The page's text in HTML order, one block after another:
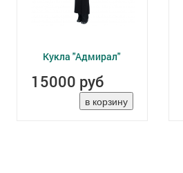
Кукла "Адмирал"
15000 руб